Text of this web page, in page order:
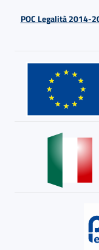
POC Legalità 2014-